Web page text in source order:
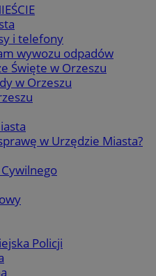
i telefony
wywozu odpadów
Święte w Orzeszu
w Orzeszu
w Urzędzie Miasta?
Policji